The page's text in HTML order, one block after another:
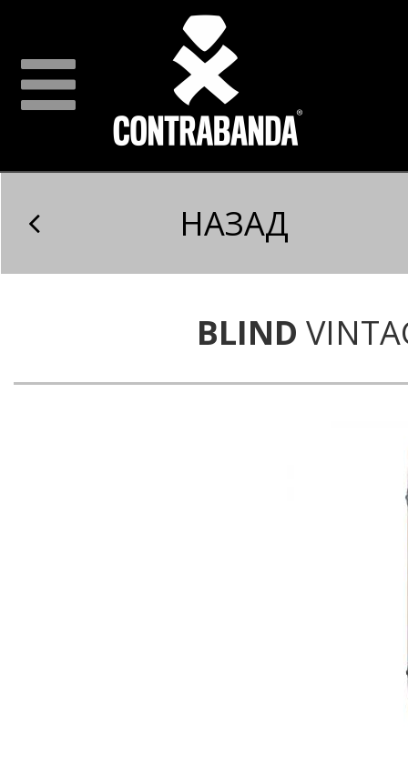
НАЗАД
BLIND